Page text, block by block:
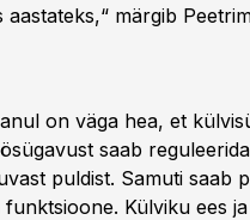
aastateks,“ märgib
on väga hea, et
saab
puldist. Samuti saab
Külviku ees